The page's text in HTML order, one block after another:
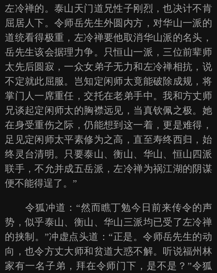
左冷禅的。泰山天门道兄性子刚烈，也决计不肯
屈居人下。令师岳先生外圆内方，对华山一派的
道统看得极重，左冷禅要他取消华山派的名头，
岳先生该会据理力争。只恒山一派，三位前辈师
太先后圆寂，一众女弟子无力和左冷禅相抗，说
不定就此屈服。岂知定闲师太竟能破除成规，将
掌门人一席重任，交托在老弟手中。我和方丈师
兄谈起定闲师太的胸襟远见，当真钦佩之极。她
在身受重伤之际，仍能想到这一着，更是难得，
足见定闲师太平素修为之高，直至寿终西归，始
终灵台清明。只要泰山、衡山、华山、恒山四派
联手，不允并成五岳派，左冷禅为祸江湖的阴谋
便不能得逞了。”
令狐冲道：“然而瞧丁勉今日前来传令的声
势，似乎泰山、衡山、华山三派均已受了左冷禅
的挟制。”冲虚点头道：“正是。令师岳先生的动
向，也令方丈大师和贫道大惑不解。听说福州林
家有一名子弟，拜在令师门下，是不是？”令狐